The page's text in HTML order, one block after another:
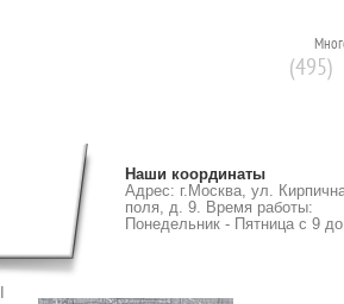
(495)
Наши координаты
Адрес: г.Москва, ул.
поля, д. 9. Время работы:
Понедельник - Пятница с 9